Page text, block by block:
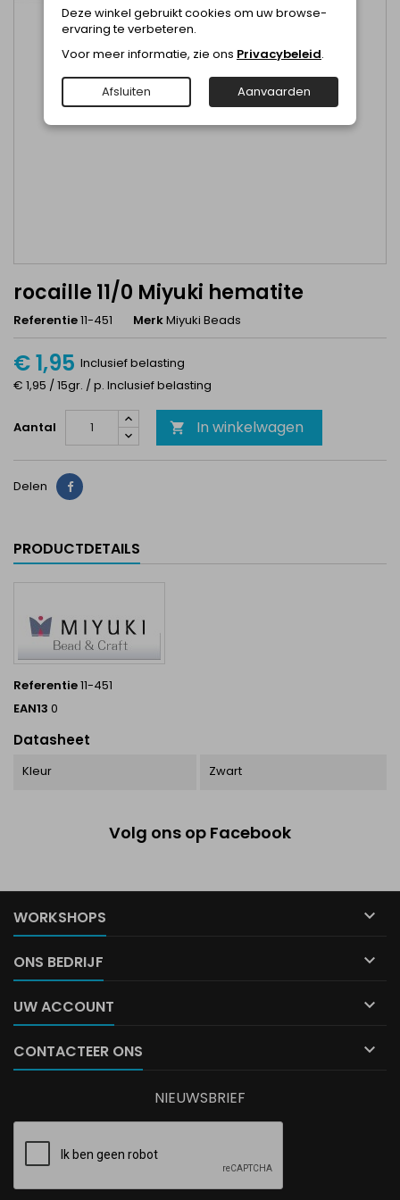
rocaille 11/0 Miyuki hematite
Referentie11-451 MerkMiyuki Beads
€ 1,95 Inclusief belasting
€ 1,95 / 15gr. / p. Inclusief belasting
Aantal  In winkelwagen
Delen Delen
PRODUCTDETAILS
Referentie11-451
EAN13 0
Datasheet
Kleur Zwart
Volg ons op Facebook
WORKSHOPS 
ONS BEDRIJF 
UW ACCOUNT 
CONTACTEER ONS 
Deze winkel gebruikt cookies om uw browse-
ervaring te verbeteren.
Voor meer informatie, zie ons Privacybeleid.
Afsluiten Aanvaarden
NIEUWSBRIEF